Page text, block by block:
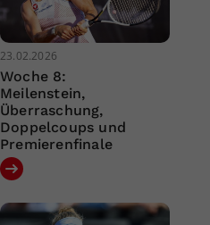
23.02.2026
Woche 8:
Meilenstein,
Überraschung,
Doppelcoups und
Premierenfinale